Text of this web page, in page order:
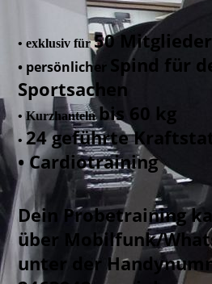
• exklusiv für50 Mitglieder
• persönlicher
Spind für
Sportsachen
• Kurzhantelnbis 60 kg
•24 geführte
• Cardiotraining
Dein Probetraining
über Mobilfunk/
unter der